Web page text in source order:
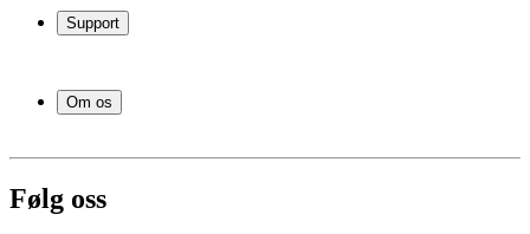
Vinstativ
Vinmøbler
Support
Service
Betaling
Retur
Om os
Karriere
Black Friday
Følg oss